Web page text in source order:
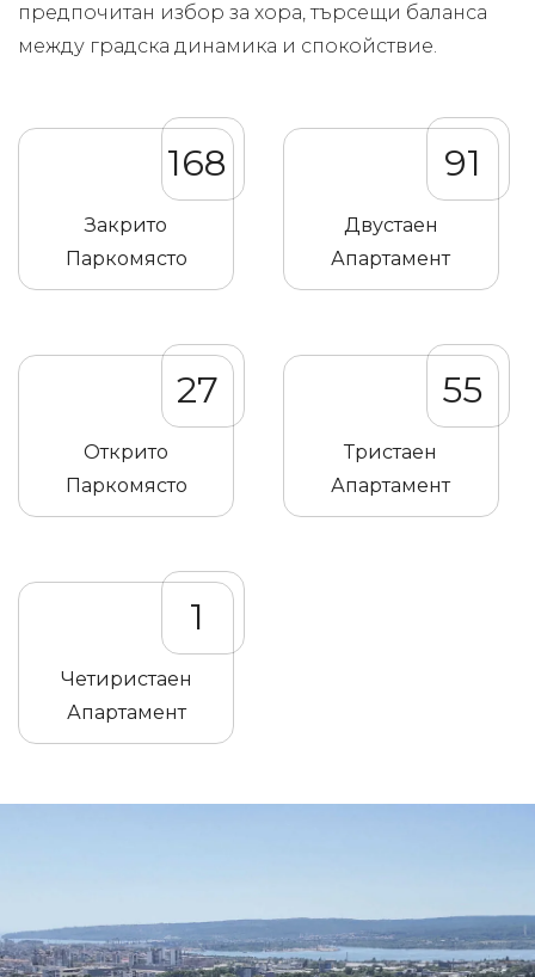
предпочитан избор за хора, търсещи баланса
между градска динамика и спокойствие.
168
Закрито
Паркомясто
91
Двустаен
Апартамент
27
Открито
Паркомясто
55
Тристаен
Апартамент
1
Четиристаен
Апартамент